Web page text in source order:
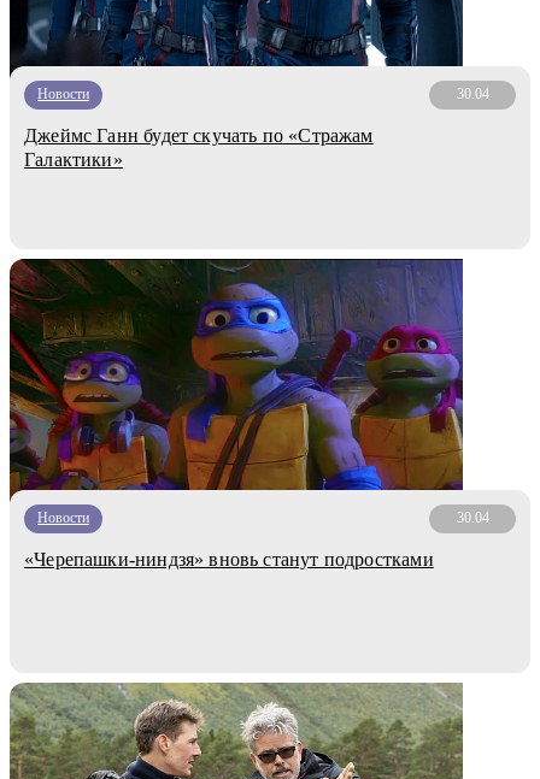
Новости 30.04
Джеймс Ганн будет скучать по «Стражам
Галактики»
Новости 30.04
«Черепашки-ниндзя» вновь станут подростками